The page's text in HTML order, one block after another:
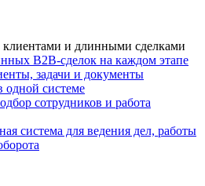
клиентами и длинными сделками
B2B-сделок на каждом этапе
задачи и документы
одной системе
сотрудников и работа
система для ведения дел, работы